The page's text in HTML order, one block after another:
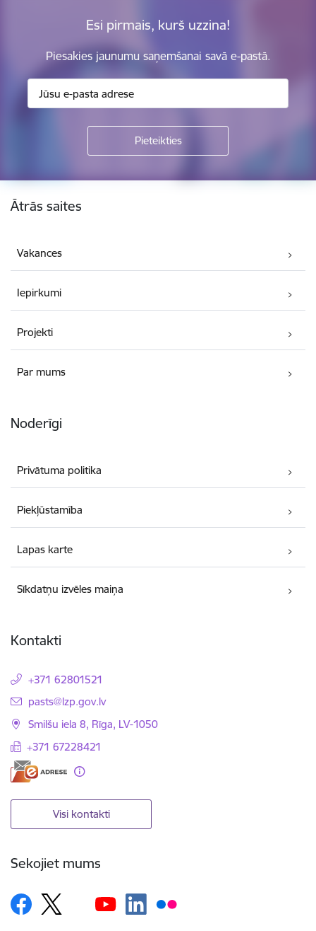
Esi pirmais, kurš uzzina!
Piesakies jaunumu saņemšanai savā e-pastā.
Kājene
Ātrās saites
Vakances
Iepirkumi
Projekti
Par mums
Noderīgi
Privātuma politika
Piekļūstamība
Lapas karte
Sīkdatņu izvēles maiņa
Kontakti
+371 62801521
E-pasts:
pasts@lzp.gov.lv
Smilšu iela 8, Rīga, LV-1050
+371 67228421
Visi kontakti
Sekojiet mums